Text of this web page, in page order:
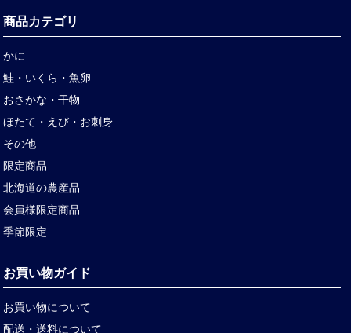
商品カテゴリ
かに
鮭・いくら・魚卵
おさかな・干物
ほたて・えび・お刺身
その他
限定商品
北海道の農産品
会員様限定商品
季節限定
お買い物ガイド
お買い物について
配送・送料について